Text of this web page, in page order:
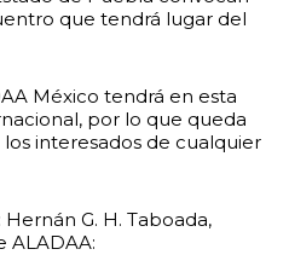
que tendrá lugar del
México tendrá en esta
por lo que queda
interesados de cualquier
G. H. Taboada,
ALADAA: